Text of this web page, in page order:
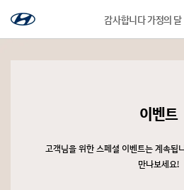
감사합니다 가정의 달
이벤트
고객님을 위한 스페셜 이벤트는 계속됩
만나보세요!